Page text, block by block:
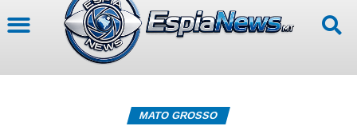
MATO GROSSO